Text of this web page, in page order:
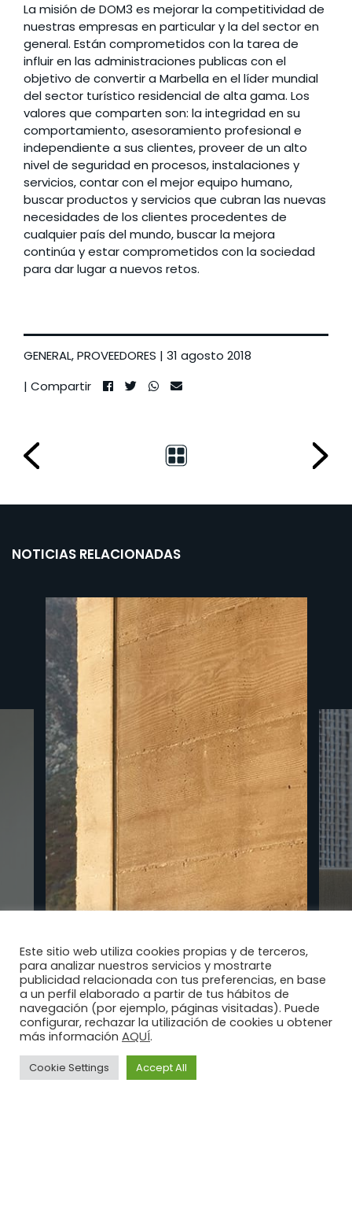
La misión de DOM3 es mejorar la competitividad de
nuestras empresas en particular y la del sector en
general. Están comprometidos con la tarea de
influir en las administraciones publicas con el
objetivo de convertir a Marbella en el líder mundial
del sector turístico residencial de alta gama. Los
valores que comparten son: la integridad en su
comportamiento, asesoramiento profesional e
independiente a sus clientes, proveer de un alto
nivel de seguridad en procesos, instalaciones y
servicios, contar con el mejor equipo humano,
buscar productos y servicios que cubran las nuevas
necesidades de los clientes procedentes de
cualquier país del mundo, buscar la mejora
continúa y estar comprometidos con la sociedad
para dar lugar a nuevos retos.
GENERAL,PROVEEDORES | 31 agosto 2018
| Compartir
NOTICIAS RELACIONADAS
Este sitio web utiliza cookies propias y de terceros,
para analizar nuestros servicios y mostrarte
publicidad relacionada con tus preferencias, en base
a un perfil elaborado a partir de tus hábitos de
navegación (por ejemplo, páginas visitadas). Puede
configurar, rechazar la utilización de cookies u obtener
más información AQUÍ.
Cookie Settings Accept All